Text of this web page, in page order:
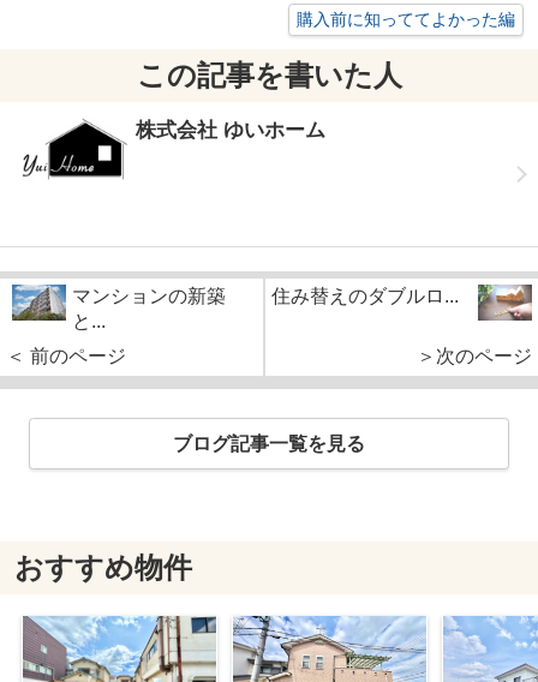
購入前に知っててよかった編
この記事を書いた人
株式会社 ゆいホーム
マンションの新築
と...
＜ 前のページ
住み替えのダブルロ...
＞次のページ
ブログ記事一覧を見る
おすすめ物件